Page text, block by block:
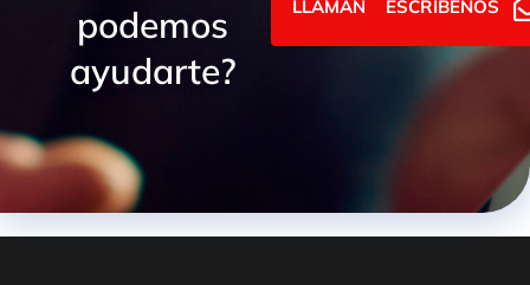
podemos
ayudarte?
LLÁMANOSESCRÍBENOS